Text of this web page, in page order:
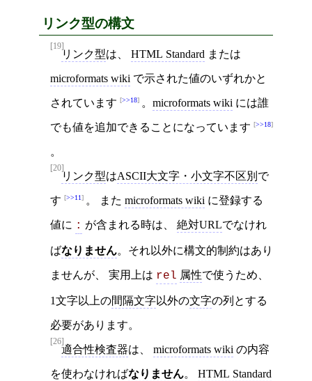
リンク型の構文
[19]
リンク型は、 HTML Standard または
microformats wiki で示された値のいずれかと
されています >>18 。 microformats wiki には誰
でも値を追加できることになっています >>18
。
[20]
リンク型はASCII大文字・小文字不区別 で
す >>11 。 また microformats wiki に登録する
値に : が含まれる時は、 絶対URLでなけれ
ばなりません。それ以外に構文的制約はあり
ませんが、 実用上は rel 属性で使うため、
1文字以上の間隔文字以外の文字の列とする
必要があります。
[26]
適合性検査器は、 microformats wiki の内容
を使わなければなりません。 HTML Standard